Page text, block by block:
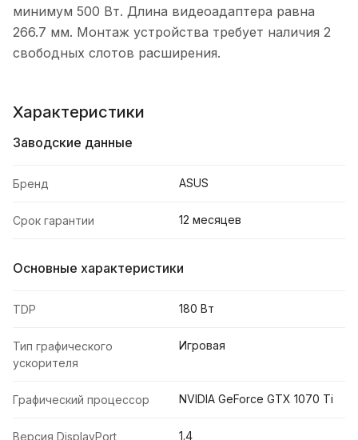
минимум 500 Вт. Длина видеоадаптера равна
266.7 мм. Монтаж устройства требует наличия 2
свободных слотов расширения.
Характеристики
Заводские данные
Бренд ASUS
Срок гарантии 12 месяцев
Основные характеристики
TDP 180 Вт
Тип графического
ускорителя
Игровая
Графический процессор NVIDIA GeForce GTX 1070 Ti
Версия DisplayPort 1.4